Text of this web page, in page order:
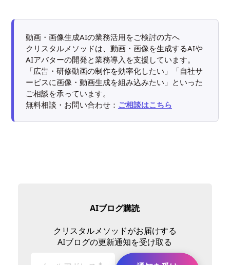
動画・画像生成AIの業務活用をご検討の方へ
クリスタルメソッドは、動画・画像を生成するAIや
AIアバターの開発と業務導入を支援しています。
「広告・研修動画の制作を効率化したい」「自社サ
ービスに画像・動画生成を組み込みたい」といった
ご相談を承っています。
無料相談・お問い合わせ： ご相談はこちら
AIブログ購読
クリスタルメソッドがお届けする
AIブログの更新通知を受け取る